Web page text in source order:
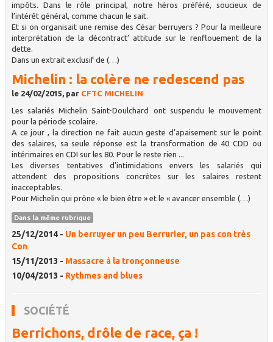
impôts. Dans le rôle principal, notre héros préféré, soucieux de
l’intérêt général, comme chacun le sait.
Et si on organisait une remise des César berruyers ? Pour la meilleure
interprétation de la décontract’ attitude sur le renflouement de la
dette.
Dans un extrait exclusif de (…)
Michelin : la colère ne redescend pas
le 24/02/2015, par CFTC MICHELIN
Les salariés Michelin Saint-Doulchard ont suspendu le mouvement
pour la période scolaire.
A ce jour , la direction ne fait aucun geste d’apaisement sur le point
des salaires, sa seule réponse est la transformation de 40 CDD ou
intérimaires en CDI sur les 80. Pour le reste rien ...
Les diverses tentatives d’intimidations envers les salariés qui
attendent des propositions concrètes sur les salaires restent
inacceptables.
Pour Michelin qui prône « le bien être » et le « avancer ensemble (…)
Dans la même rubrique
25/12/2014 - Un berruyer un peu Berrurier, un pas con très
Con
15/11/2013 - Massacre à la tronçonneuse
10/04/2013 - Rythmes and blues
SOCIÉTÉ
Berrichons, drôle de race, ça !